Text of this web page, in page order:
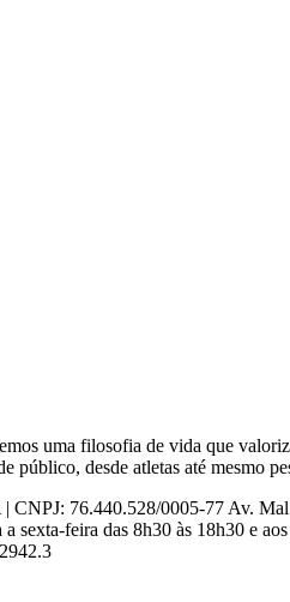
uma filosofia de vida que
desde atletas até mesmo
76.440.528/0005-77 Av.
sexta-feira das 8h30 às 18h30 e